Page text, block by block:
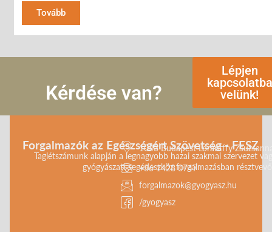
Tovább
Kérdése van?
Lépjen
kapcsolatba
velünk!
Forgalmazók az Egészségért Szövetség - FESZ
Taglétszámunk alapján a legnagyobb hazai szakmai szervezet
gyógyászati segédeszköz forgalmazásban
1043 Budapest Lorántffy
+36 1428 0747
forgalmazok@gyogyasz.hu
/gyogyasz